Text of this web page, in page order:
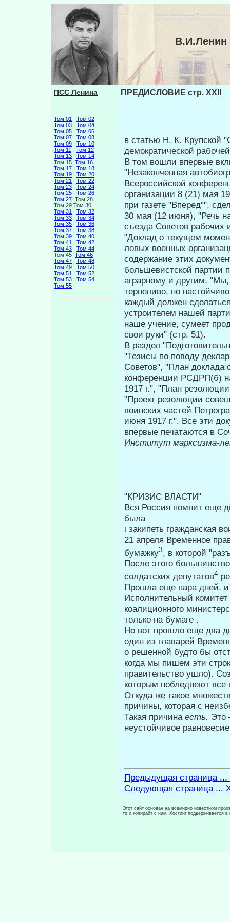
ПСС Ленина
Том 01
Том 02
Том 03
Том 04
Том 05
Том 06
Том 07
Том 08
Том 09
Том 10
Том 11
Том 12
Том 13
Том 14
Том 15 Том 16
Том 17
Том 18
Том 19
Том 20
Том 21
Том 22
Том 23
Том 24
Том 25
Том 26
Том 27 Том 28
Том 29 Том 30
Том 31
Том 32
Том 33
Том 34
Том 35
Том 36
Том 37
Том 38
Том 39
Том 40
Том 41
Том 42
Том 43
Том 44
Том 45 Том 46
Том 47
Том 48
Том 49
Том 50
Том 51
Том 52
Том 53
Том 54
Том 55
ПРЕДИСЛОВИЕ стр. XXII
в статью Н. К. Крупской
демократической
В том вошли впервые
"Незаконченная
Всероссийской
организации 8 (21) мая
при газете "Вперед"",
30 мая (12 июня), "Речь
съезда Советов рабочих
"Доклад о текущем
ловых военных
содержа­ние этих
большевистской партии
аграрному и другим.
терпеливо, но
каждый должен
устроителем нашей
наше уче­ние, сумеет
свои руки" (стр. 51).
В раздел
"Тези­сы по поводу
Советов", "План док­лада
конференции РСДРП(б)
1917 г.", "План
"Проект резолюции
воинских частей
июня 1917 г.". Все эти
впервые печатаются в
Институт марксизма-
"КРИЗИС ВЛАСТИ"
Вся Россия помнит еще
была
ι закипеть гражданская
21 апреля Временное
бу­мажку3, в которой
После этого
солдатских депутатов4
Прошла еще пара дней, и
Исполни­тельный
коалиционного
только на бумаге .
Но вот прошло еще два
один из главарей
о решенной будто бы
когда мы пишем эти
правительство ушло).
которым побледнеют
Откуда же такое
при­чины, которая с
Такая причина есть. Это
неустойчивое
Предыдущая страница ...
Следующая страница ...
Этот сайт основан на всемирно известном
то и копирайт с ним. Хостинг поддерживается